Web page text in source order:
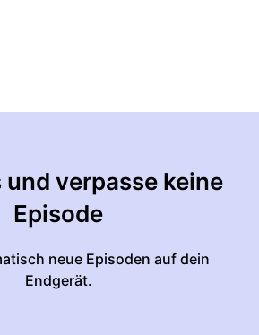
und verpasse keine
Episode
neue Episoden auf dein
Endgerät.